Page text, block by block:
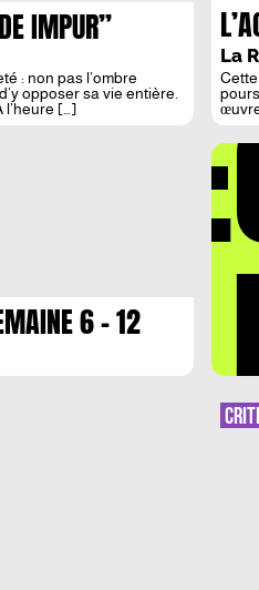
IMPUR”
: non pas l’ombre
opposer sa vie entière.
l’heure […]
La
6 – 12
LA